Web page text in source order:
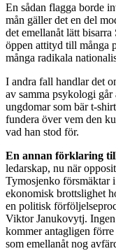
En sådan flagga borde
mån gäller det en del
det emellanåt lätt
öppen attityd till många
många radikala
I andra fall handlar det
av samma psykologi går
ungdomar som bär t-
fundera över vem den
vad han stod för.
En annan förklaring
ledarskap, nu när
Tymosjenko försmäktar
ekonomisk brottslighet
en politisk
Viktor Janukovytj. Ingen
kommer antagligen
som emellanåt nog